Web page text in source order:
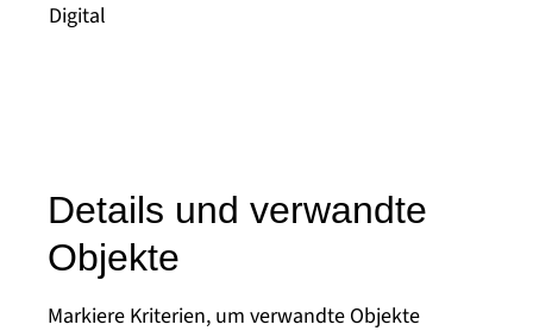
Digital
Details und verwandte
Objekte
Markiere Kriterien, um verwandte Objekte